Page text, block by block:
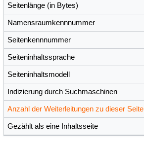
Seitenlänge (in Bytes)
Namensraumkennnummer
Seitenkennnummer
Seiteninhaltssprache
Seiteninhaltsmodell
Indizierung durch Suchmaschinen
Anzahl der Weiterleitungen zu dieser Seite
Gezählt als eine Inhaltsseite